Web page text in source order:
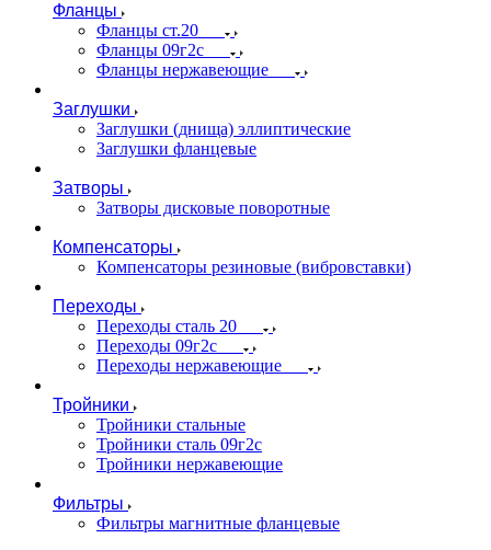
Фланцы
Фланцы ст.20
Фланцы 09г2с
Фланцы нержавеющие
Заглушки
Заглушки (днища) эллиптические
Заглушки фланцевые
Затворы
Затворы дисковые поворотные
Компенсаторы
Компенсаторы резиновые (вибровставки)
Переходы
Переходы сталь 20
Переходы 09г2с
Переходы нержавеющие
Тройники
Тройники стальные
Тройники сталь 09г2с
Тройники нержавеющие
Фильтры
Фильтры магнитные фланцевые